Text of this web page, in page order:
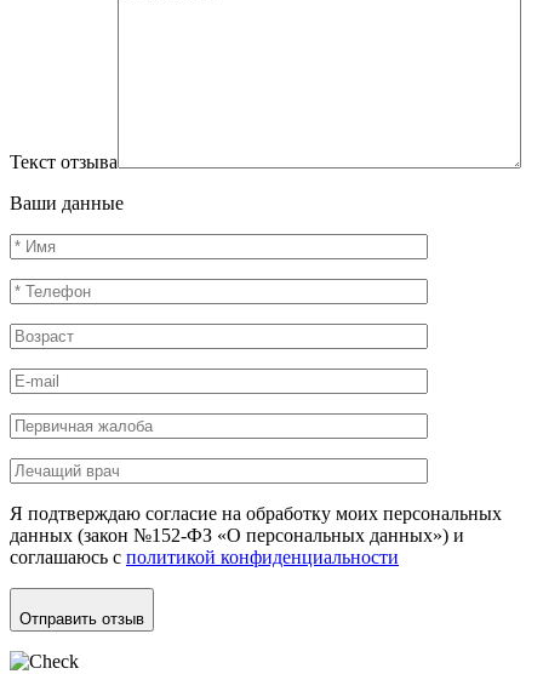
Текст отзыва
Ваши данные
Я подтверждаю согласие на обработку моих персональных
данных (закон №152-ФЗ «О персональных данных») и
соглашаюсь с политикой конфиденциальности
Отправить отзыв